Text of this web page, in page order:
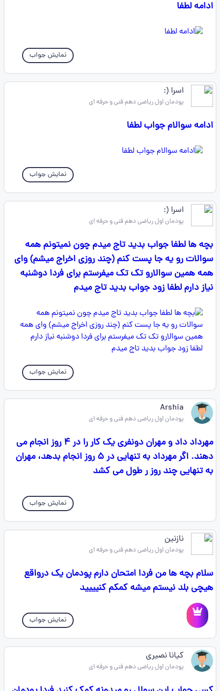
ادامه لطفا
نمایش جواب
اسرا (:
پودمان اول ریاضی دهم فنی و حرفه ای
ادامه سوالام جواب لطفا
نمایش جواب
اسرا (:
پودمان اول ریاضی دهم فنی و حرفه ای
بچه ها لطفا جواب بدید تاج میدم چون نمیتونم همه
سوالات رو یه جا پست کنم (چند روزی اخراج میشم) وای
همه همین سوالارو تک تک میفرستم برای فردا دوشنبه
نیاز دارم لطفا زود جواب بدید تاج میدم
نمایش جواب
Arshia
پودمان اول ریاضی دهم فنی و حرفه ای
مهرداد داد و مهران دونفری یک کار را در ۴ روز انجام می
دهند. اگر مهرداد به تنهایی در ۵ روز انجام بدهد، مهران
به تنهایی چند روز ر طول می کشد
نمایش جواب
نازنین
پودمان اول ریاضی دهم فنی و حرفه ای
سلام بچه ها من فردا امتحان دارم پودمان یک درواقع
هیچی بلد نیستم میشه کمکم کنیییید
نمایش جواب
کیانا نصیری
پودمان اول ریاضی دهم فنی و حرفه ای